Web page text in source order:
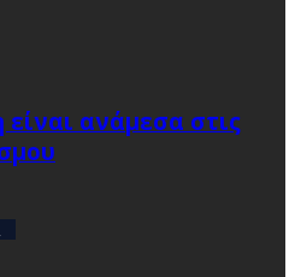
ανάμεσα στις